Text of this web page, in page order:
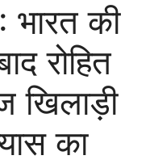
की
रोहित
खिलाड़ी
का